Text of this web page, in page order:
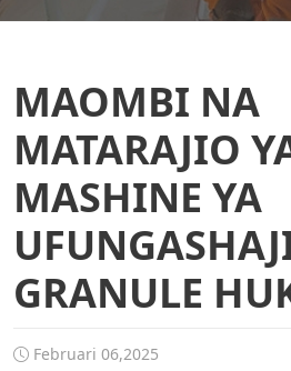
MAOMBI NA
MATARAJIO
MASHINE YA
GRANULE
Februari 06,2025